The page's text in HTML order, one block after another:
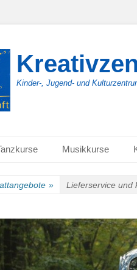
Kinder-, Jugend- und
Musikkurse
» Lieferservice und